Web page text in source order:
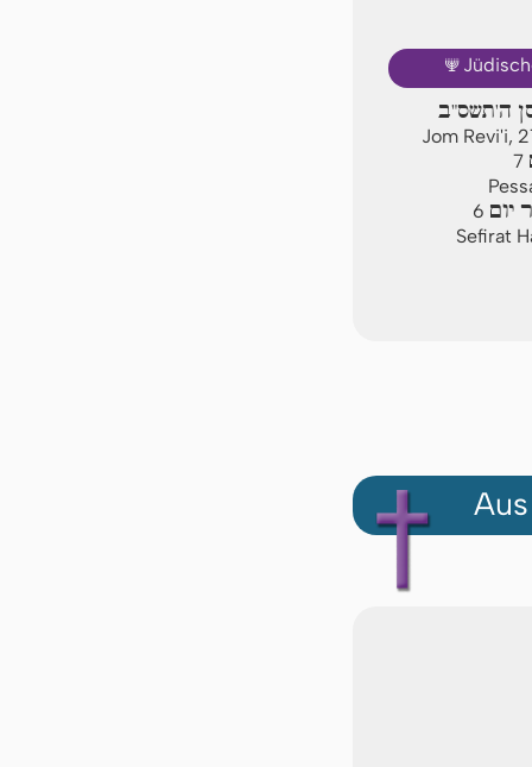
🕎
ה'תשס"ב
Jom Revi'i,
7
6 יום
Sefirat